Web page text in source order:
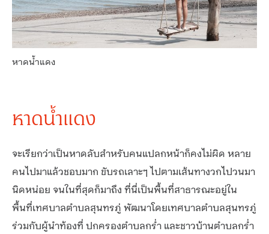
หาดน้ำแดง
หาดน้ำแดง
จะเรียกว่าเป็นหาดลับสำหรับคนแปลกหน้าก็คงไม่ผิด หลาย
คนไปมาแล้วชอบมาก ขับรถเลาะๆ ไปตามเส้นทางวกไปวนมา
นิดหน่อย จนในที่สุดก็มาถึง ที่นี่เป็นพื้นที่สาธารณะอยู่ใน
พื้นที่เทศบาลตำบลสุนทรภู่ พัฒนาโดยเทศบาลตำบลสุนทรภู่
ร่วมกับผู้นำท้องที่ ปกครองตำบลกร่ำ และชาวบ้านตำบลกร่ำ